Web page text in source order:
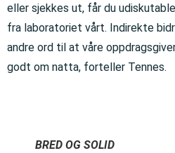
eller sjekkes ut, får du
fra laboratoriet vårt. Indirekte
andre ord til at våre
godt om natta, forteller Tennes.
BRED OG SOLID